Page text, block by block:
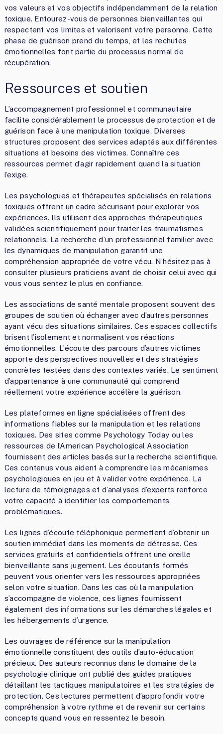
vos valeurs et vos objectifs indépendamment de la relation
toxique. Entourez-vous de personnes bienveillantes qui
respectent vos limites et valorisent votre personne. Cette
phase de guérison prend du temps, et les rechutes
émotionnelles font partie du processus normal de
récupération.
Ressources et soutien
L’accompagnement professionnel et communautaire
facilite considérablement le processus de protection et de
guérison face à une manipulation toxique. Diverses
structures proposent des services adaptés aux différentes
situations et besoins des victimes. Connaître ces
ressources permet d’agir rapidement quand la situation
l’exige.
Les psychologues et thérapeutes spécialisés en relations
toxiques offrent un cadre sécurisant pour explorer vos
expériences. Ils utilisent des approches thérapeutiques
validées scientifiquement pour traiter les traumatismes
relationnels. La recherche d’un professionnel familier avec
les dynamiques de manipulation garantit une
compréhension appropriée de votre vécu. N’hésitez pas à
consulter plusieurs praticiens avant de choisir celui avec qui
vous vous sentez le plus en confiance.
Les associations de santé mentale proposent souvent des
groupes de soutien où échanger avec d’autres personnes
ayant vécu des situations similaires. Ces espaces collectifs
brisent l’isolement et normalisent vos réactions
émotionnelles. L’écoute des parcours d’autres victimes
apporte des perspectives nouvelles et des stratégies
concrètes testées dans des contextes variés. Le sentiment
d’appartenance à une communauté qui comprend
réellement votre expérience accélère la guérison.
Les plateformes en ligne spécialisées offrent des
informations fiables sur la manipulation et les relations
toxiques. Des sites comme Psychology Today ou les
ressources de l’American Psychological Association
fournissent des articles basés sur la recherche scientifique.
Ces contenus vous aident à comprendre les mécanismes
psychologiques en jeu et à valider votre expérience. La
lecture de témoignages et d’analyses d’experts renforce
votre capacité à identifier les comportements
problématiques.
Les lignes d’écoute téléphonique permettent d’obtenir un
soutien immédiat dans les moments de détresse. Ces
services gratuits et confidentiels offrent une oreille
bienveillante sans jugement. Les écoutants formés
peuvent vous orienter vers les ressources appropriées
selon votre situation. Dans les cas où la manipulation
s’accompagne de violence, ces lignes fournissent
également des informations sur les démarches légales et
les hébergements d’urgence.
Les ouvrages de référence sur la manipulation
émotionnelle constituent des outils d’auto-éducation
précieux. Des auteurs reconnus dans le domaine de la
psychologie clinique ont publié des guides pratiques
détaillant les tactiques manipulatoires et les stratégies de
protection. Ces lectures permettent d’approfondir votre
compréhension à votre rythme et de revenir sur certains
concepts quand vous en ressentez le besoin.